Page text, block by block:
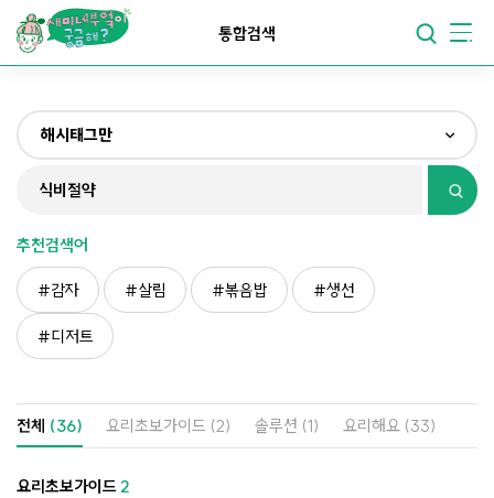
맛있어지는부엌
요리가쉬워지는부엌
통합검색
해시태그만
전체
재료만
해시태그만
추천검색어
감자 살림 볶음밥 생선
디저트
전체 (36) 요리초보가이드 (2) 솔루션 (1) 요리해요 (33)
요리초보가이드2